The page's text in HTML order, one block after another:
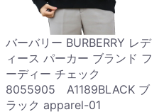
バーバリー BURBERRY レデ
ィース パーカー ブランド フ
ーディー チェック
8055905 A1189BLACK ブ
ラック apparel-01